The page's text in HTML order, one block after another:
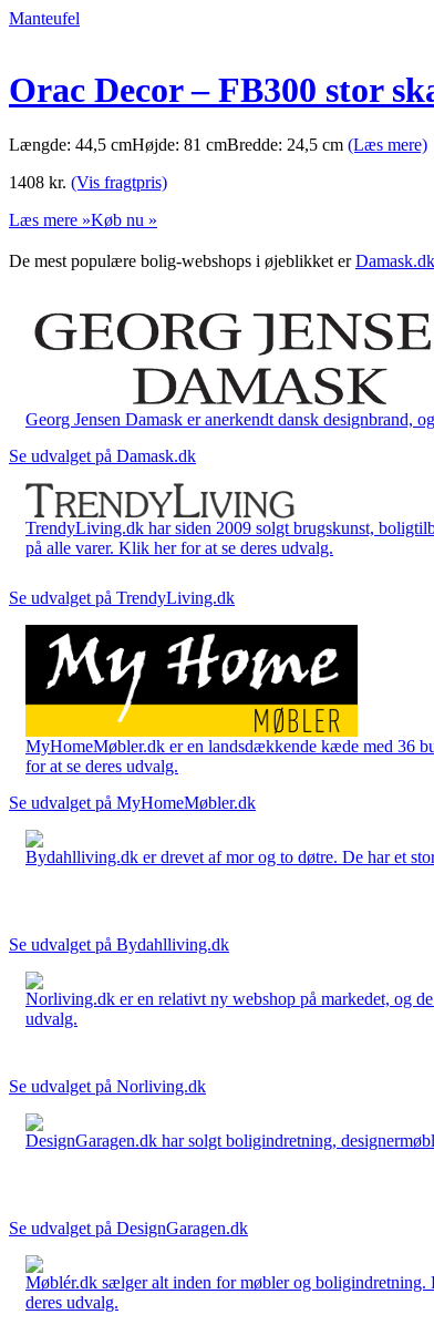
Manteufel
Orac Decor – FB300 stor
Længde: 44,5 cmHøjde: 81 cmBredde: 24,5 cm (Læs mere)
1408 kr. (Vis fragtpris)
Læs mere »Køb nu »
De mest populære bolig-webshops i øjeblikket erDamask.dk
Georg Jensen Damask er anerkendt dansk designbrand,
Se udvalget på Damask.dk
TrendyLiving.dk har siden 2009 solgt brugskunst,
på alle varer. Klik her for at se deres udvalg.
Se udvalget på TrendyLiving.dk
MyHomeMøbler.dk er en landsdækkende kæde med 36
for at se deres udvalg.
Se udvalget på MyHomeMøbler.dk
Bydahlliving.dk er drevet af mor og to døtre. De har et
Se udvalget på Bydahlliving.dk
Norliving.dk er en relativt ny webshop på markedet, og
udvalg.
Se udvalget på Norliving.dk
DesignGaragen.dk har solgt boligindretning,
Se udvalget på DesignGaragen.dk
Møblér.dk sælger alt inden for møbler og boligindretning.
deres udvalg.